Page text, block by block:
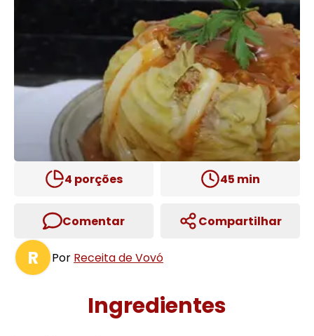
4 porções 45 min
Comentar Compartilhar
R Por Receita de Vovó
Ingredientes